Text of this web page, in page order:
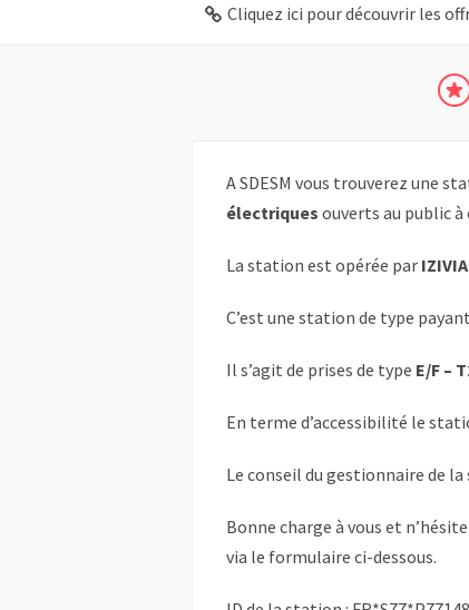
Cliquez ici pour découvrir les
A SDESM vous trouverez une
électriques ouverts au public à
La station est opérée par IZIVIA
C’est une station de type payant
Il s’agit de prises de type E/F –
En terme d’accessibilité le
Le conseil du gestionnaire de
Bonne charge à vous et
via le formulaire ci-dessous.